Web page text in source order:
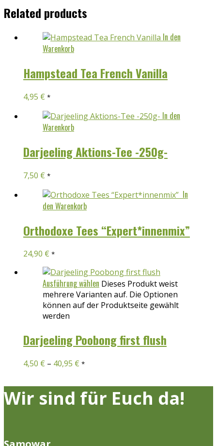
Related products
In den
Warenkorb
Hampstead Tea French Vanilla
4,95 € *
In den
Warenkorb
Darjeeling Aktions-Tee -250g-
7,50 € *
In
den Warenkorb
Orthodoxe Tees “Expert*innenmix”
24,90 € *
Ausführung wählen Dieses Produkt weist
mehrere Varianten auf. Die Optionen
können auf der Produktseite gewählt
werden
Darjeeling Poobong first flush
4,50 € – 40,95 € *
Wir sind für Euch da!